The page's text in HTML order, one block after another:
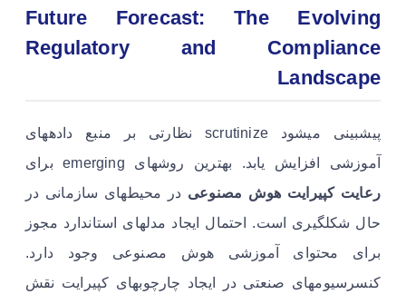
Future Forecast: The Evolving
Regulatory and Compliance
Landscape
پیشبینی میشود scrutinize نظارتی بر منبع دادههای
آموزشی افزایش یابد. بهترین روشهای emerging برای
رعایت کپیرایت هوش مصنوعی در محیطهای سازمانی در
حال شکلگیری است. احتمال ایجاد مدلهای استاندارد مجوز
برای محتوای آموزشی هوش مصنوعی وجود دارد.
کنسرسیومهای صنعتی در ایجاد چارچوبهای کپیرایت نقش